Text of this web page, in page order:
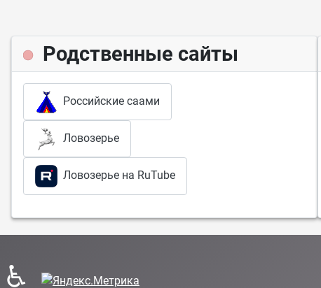
Родственные сайты
Российские саами
Ловозерье
Ловозерье на RuTube